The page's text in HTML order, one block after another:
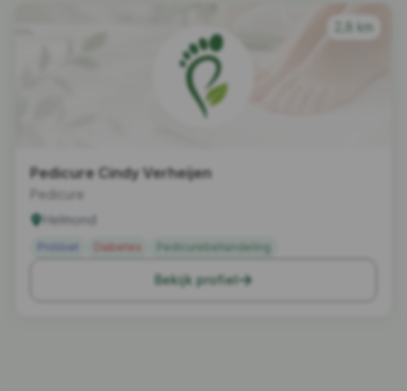
Pedicure Cindy Verheijen
2,8 km
Pedicure
Helmond
ProVoet Diabetes Pedicurebehandeling
Bekijk profiel